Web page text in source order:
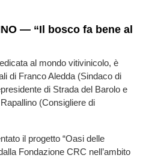
— “Il bosco fa bene al
al mondo vitivinicolo, è
di Franco Aledda (Sindaco di
di Strada del Barolo e
(Consigliere di
il progetto “Oasi delle
Fondazione CRC nell’ambito